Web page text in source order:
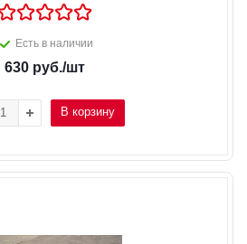
Есть в наличии
630 руб./шт
В корзину